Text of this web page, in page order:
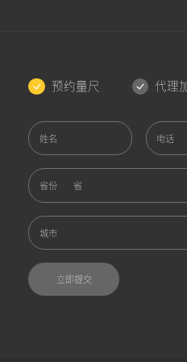
预约量尺 代理
姓名 电话
省份
城市
立即提交